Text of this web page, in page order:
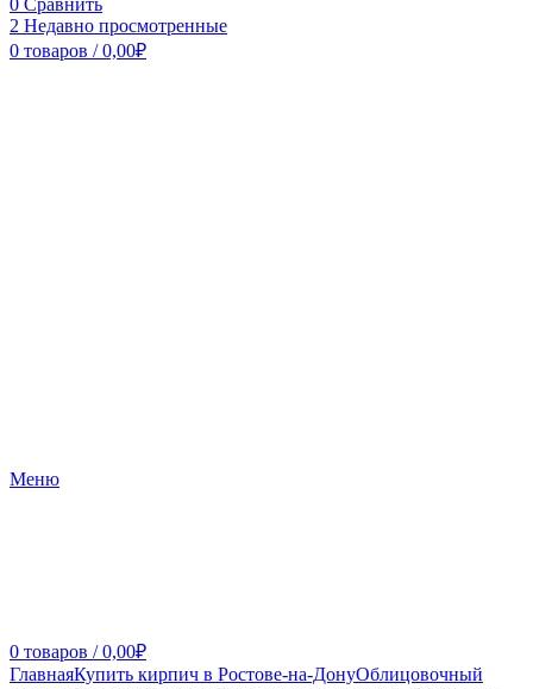
0 Сравнить
2 Недавно просмотренные
0 товаров / 0,00₽
Меню
0 товаров / 0,00₽
ГлавнаяКупить кирпич в Ростове-на-ДонуОблицовочный